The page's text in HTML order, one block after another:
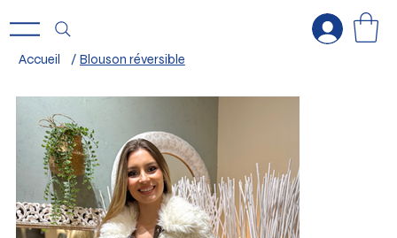
Accueil / Blouson réversible